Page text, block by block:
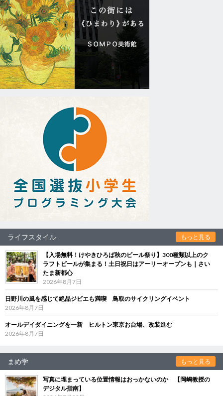
ライフスタイル もっと見る
【入場無料！けやきひろば秋のビール祭り】300種類以上のク
ラフトビールが集まる！土日祝日はアーリーオープンも｜さい
たま新都心
2026年8月7日
日野川の風を感じて絶品ジビエも満喫 鳥取のサイクリングイベント
2026年8月7日
オールデイダイニングを一新 ヒルトン東京お台場、改装進む
2026年8月7日
まめ学 もっと見る
写真に埋まっている位置情報はおっかないのか 【岡嶋教授の
デジタル指南】